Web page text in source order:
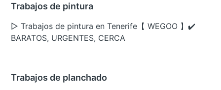
Trabajos de pintura
▷ Trabajos de pintura en Tenerife【 WEGOO 】✔️
BARATOS, URGENTES, CERCA
Trabajos de planchado